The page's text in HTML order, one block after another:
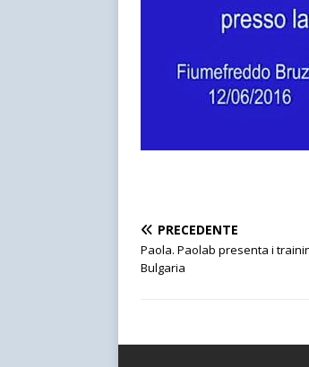
PRECEDENTE
Paola. Paolab presenta i
Bulgaria